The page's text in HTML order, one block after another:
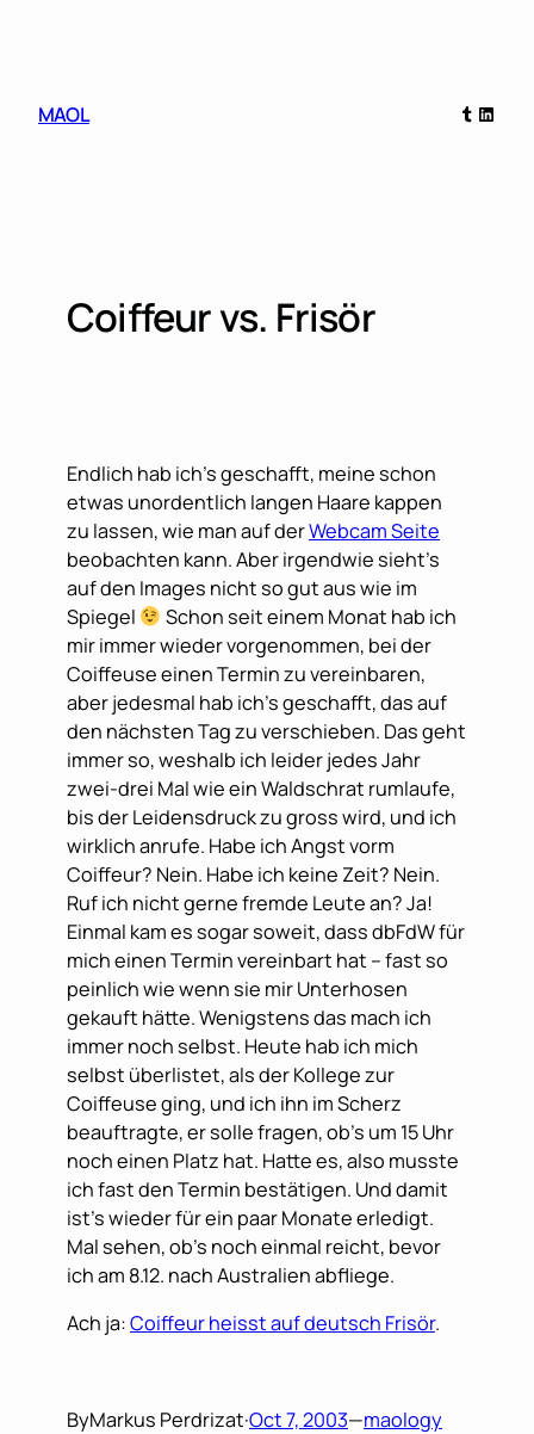
MAOL
Tumblr
Coiffeur vs. Frisör
Endlich hab ich’s geschafft, meine schon
etwas unordentlich langen Haare kappen
zu lassen, wie man auf derWebcam Seite
beobachten kann. Aber irgendwie sieht’s
auf den Images nicht so gut aus wie im
Spiegel
Schon seit einem Monat hab ich
mir immer wieder vorgenommen, bei der
Coiffeuse einen Termin zu vereinbaren,
aber jedesmal hab ich’s geschafft, das auf
den nächsten Tag zu verschieben. Das geht
immer so, weshalb ich leider jedes Jahr
zwei-drei Mal wie ein Waldschrat rumlaufe,
bis der Leidensdruck zu gross wird, und ich
wirklich anrufe. Habe ich Angst vorm
Coiffeur? Nein. Habe ich keine Zeit? Nein.
Ruf ich nicht gerne fremde Leute an? Ja!
Einmal kam es sogar soweit, dass dbFdW für
mich einen Termin vereinbart hat – fast so
peinlich wie wenn sie mir Unterhosen
gekauft hätte. Wenigstens das mach ich
immer noch selbst. Heute hab ich mich
selbst überlistet, als der Kollege zur
Coiffeuse ging, und ich ihn im Scherz
beauftragte, er solle fragen, ob’s um 15 Uhr
noch einen Platz hat. Hatte es, also musste
ich fast den Termin bestätigen. Und damit
ist’s wieder für ein paar Monate erledigt.
Mal sehen, ob’s noch einmal reicht, bevor
ich am 8.12. nach Australien abfliege.
Ach ja:Coiffeur heisst auf deutsch Frisör.
ByMarkus Perdrizat·Oct 7, 2003—maology